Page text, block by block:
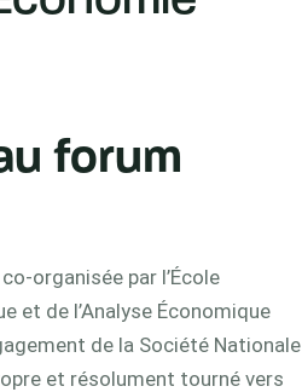
forum
organisée par l’École
et de l’Analyse Économique
de la Société Nationale
et résolument tourné vers